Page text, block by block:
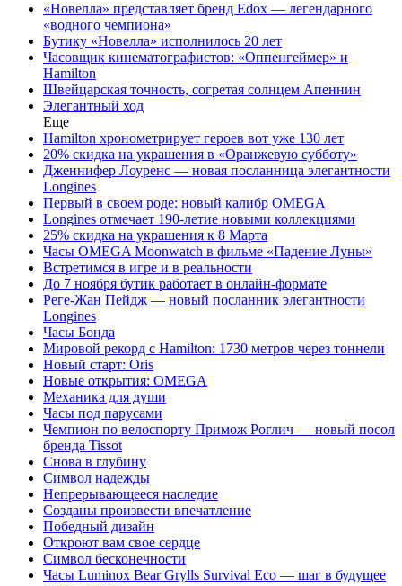
«Новелла» представляет бренд Edox — легендарного
«водного чемпиона»
Бутику «Новелла» исполнилось 20 лет
Часовщик кинематографистов: «Оппенгеймер» и
Hamilton
Швейцарская точность, согретая солнцем Апеннин
Элегантный ход
Еще
Hamilton хронометрирует героев вот уже 130 лет
20% скидка на украшения в «Оранжевую субботу»
Дженнифер Лоуренс — новая посланница элегантности
Longines
Первый в своем роде: новый калибр OMEGA
Longines отмечает 190-летие новыми коллекциями
25% скидка на украшения к 8 Марта
Часы OMEGA Moonwatch в фильме «Падение Луны»
Встретимся в игре и в реальности
До 7 ноября бутик работает в онлайн-формате
Реге-Жан Пейдж — новый посланник элегантности
Longines
Часы Бонда
Мировой рекорд с Hamilton: 1730 метров через тоннели
Новый старт: Oris
Новые открытия: OMEGA
Механика для души
Часы под парусами
Чемпион по велоспорту Примож Роглич — новый посол
бренда Tissot
Снова в глубину
Символ надежды
Непрерывающееся наследие
Созданы произвести впечатление
Победный дизайн
Откроют вам свое сердце
Символ бесконечности
Часы Luminox Bear Grylls Survival Eco — шаг в будущее